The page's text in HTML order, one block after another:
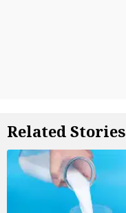
Related Stories